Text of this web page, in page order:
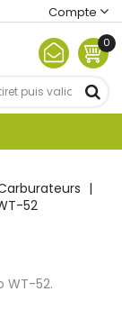
Compte
0
52
WT-52.